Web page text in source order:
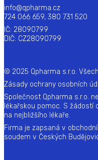
info@qpharma.cz
724 066 659, 380 731 520
IČ: 28090799
DIČ: CZ28090799
© 2025 Qpharma s.r.o.
Zásady ochrany osobních
Společnost Qpharma s.r.o.
lékařskou pomoc. S
na nejbližšího lékaře.
Firma je zapsaná v
soudem v Českých